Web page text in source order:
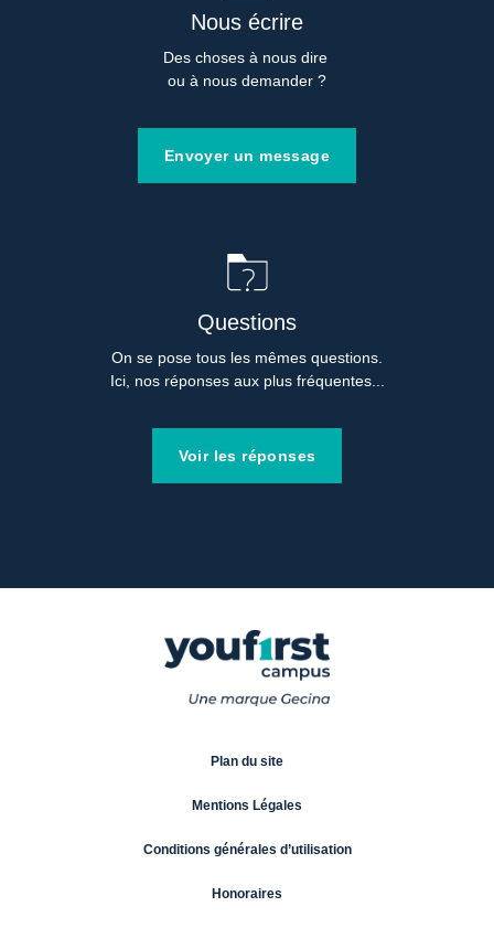
Nous écrire
Des choses à nous dire
ou à nous demander ?
Envoyer un message
Questions
On se pose tous les mêmes questions.
Ici, nos réponses aux plus fréquentes...
Voir les réponses
Plan du site
Mentions Légales
Conditions générales d’utilisation
Honoraires